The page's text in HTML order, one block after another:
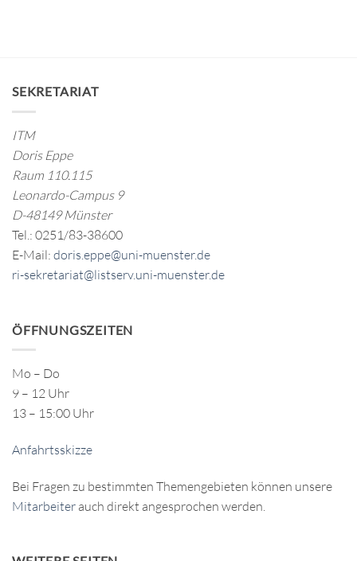
SEKRETARIAT
ITM
Doris Eppe
Raum 110.115
Leonardo-Campus 9
D-48149 Münster
Tel.: 0251/83-38600
E-Mail: doris.eppe@uni-muenster.de
ri-sekretariat@listserv.uni-muenster.de
ÖFFNUNGSZEITEN
Mo – Do
9 – 12 Uhr
13 – 15:00 Uhr
Anfahrtsskizze
Bei Fragen zu bestimmten Themengebieten können unsere
Mitarbeiter auch direkt angesprochen werden.